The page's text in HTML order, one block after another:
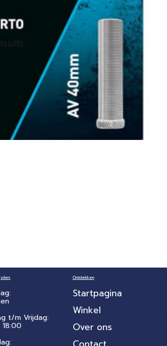
t/m Vrijdag:
Ontdekken
Startpagina
Winkel
Over ons